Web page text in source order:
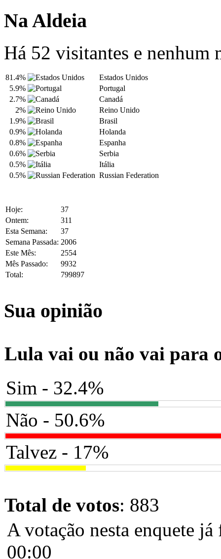
Na Aldeia
Há 52 visitantes e nenhum
81.4%
Estados Unidos
5.9%
Portugal
2.7%
Canadá
2%
Reino Unido
1.9%
Brasil
0.9%
Holanda
0.8%
Espanha
0.6%
Serbia
0.5%
Itália
0.5%
Russian Federation
Hoje:
37
Ontem:
311
Esta Semana:
37
Semana Passada: 2006
Este Mês:
2554
Mês Passado:
9932
Total:
799897
Sua opinião
Lula vai ou não vai para
Sim - 32.4%
Não - 50.6%
Talvez - 17%
Total de votos: 883
A votação nesta enquete
00:00